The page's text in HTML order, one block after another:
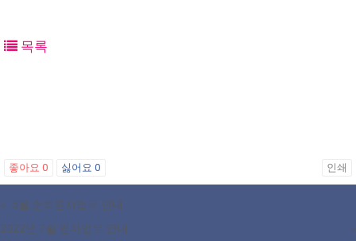
목록
좋아요 0 싫어요 0 인쇄
«
5월 순회영사업무 안내
2022년 7월 영사업무 안내
»